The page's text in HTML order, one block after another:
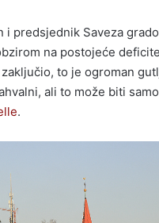
i predsjednik Saveza
na postojeće
to je ogroman
ali to može biti
.